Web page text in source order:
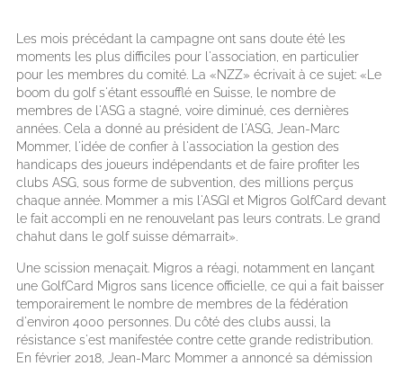
Les mois précédant la campagne ont sans doute été les
moments les plus difficiles pour l'association, en particulier
pour les membres du comité. La «NZZ» écrivait à ce sujet: «Le
boom du golf s'étant essoufflé en Suisse, le nombre de
membres de l'ASG a stagné, voire diminué, ces dernières
années. Cela a donné au président de l'ASG, Jean-Marc
Mommer, l'idée de confier à l'association la gestion des
handicaps des joueurs indépendants et de faire profiter les
clubs ASG, sous forme de subvention, des millions perçus
chaque année. Mommer a mis l'ASGI et Migros GolfCard devant
le fait accompli en ne renouvelant pas leurs contrats. Le grand
chahut dans le golf suisse démarrait».
Une scission menaçait. Migros a réagi, notamment en lançant
une GolfCard Migros sans licence officielle, ce qui a fait baisser
temporairement le nombre de membres de la fédération
d'environ 4000 personnes. Du côté des clubs aussi, la
résistance s'est manifestée contre cette grande redistribution.
En février 2018, Jean-Marc Mommer a annoncé sa démission